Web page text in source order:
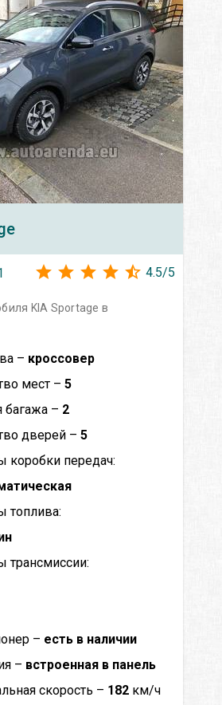
4.5/5
KIA Sportage в
– кроссовер
мест – 5
багажа – 2
дверей – 5
коробки передач:
топлива:
трансмиссии:
– есть в наличии
– встроенная в панель
скорость – 182 км/ч